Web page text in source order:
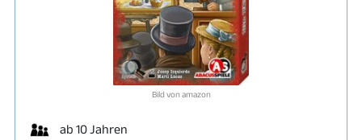
Bild von amazon
ab 10 Jahren